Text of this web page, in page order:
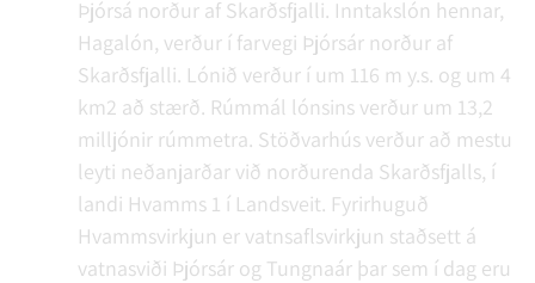
Þjórsá norður af Skarðsfjalli. Inntakslón hennar,
Hagalón, verður í farvegi Þjórsár norður af
Skarðsfjalli. Lónið verður í um 116 m y.s. og um 4
km2 að stærð. Rúmmál lónsins verður um 13,2
milljónir rúmmetra. Stöðvarhús verður að mestu
leyti neðanjarðar við norðurenda Skarðsfjalls, í
landi Hvamms 1 í Landsveit. Fyrirhuguð
Hvammsvirkjun er vatnsaflsvirkjun staðsett á
vatnasviði Þjórsár og Tungnaár þar sem í dag eru